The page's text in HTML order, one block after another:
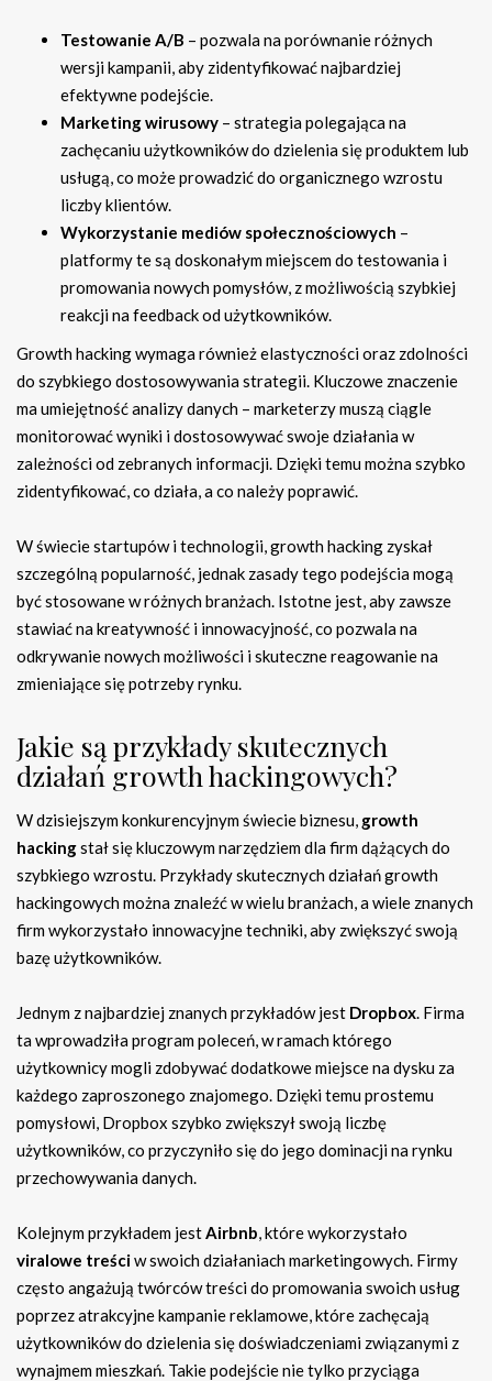
Testowanie A/B – pozwala na porównanie różnych
wersji kampanii, aby zidentyfikować najbardziej
efektywne podejście.
Marketing wirusowy – strategia polegająca na
zachęcaniu użytkowników do dzielenia się produktem lub
usługą, co może prowadzić do organicznego wzrostu
liczby klientów.
Wykorzystanie mediów społecznościowych –
platformy te są doskonałym miejscem do testowania i
promowania nowych pomysłów, z możliwością szybkiej
reakcji na feedback od użytkowników.
Growth hacking wymaga również elastyczności oraz zdolności
do szybkiego dostosowywania strategii. Kluczowe znaczenie
ma umiejętność analizy danych – marketerzy muszą ciągle
monitorować wyniki i dostosowywać swoje działania w
zależności od zebranych informacji. Dzięki temu można szybko
zidentyfikować, co działa, a co należy poprawić.
W świecie startupów i technologii, growth hacking zyskał
szczególną popularność, jednak zasady tego podejścia mogą
być stosowane w różnych branżach. Istotne jest, aby zawsze
stawiać na kreatywność i innowacyjność, co pozwala na
odkrywanie nowych możliwości i skuteczne reagowanie na
zmieniające się potrzeby rynku.
Jakie są przykłady skutecznych
działań growth hackingowych?
W dzisiejszym konkurencyjnym świecie biznesu, growth
hackingstał się kluczowym narzędziem dla firm dążących do
szybkiego wzrostu. Przykłady skutecznych działań growth
hackingowych można znaleźć w wielu branżach, a wiele znanych
firm wykorzystało innowacyjne techniki, aby zwiększyć swoją
bazę użytkowników.
Jednym z najbardziej znanych przykładów jest Dropbox. Firma
ta wprowadziła program poleceń, w ramach którego
użytkownicy mogli zdobywać dodatkowe miejsce na dysku za
każdego zaproszonego znajomego. Dzięki temu prostemu
pomysłowi, Dropbox szybko zwiększył swoją liczbę
użytkowników, co przyczyniło się do jego dominacji na rynku
przechowywania danych.
Kolejnym przykładem jestAirbnb, które wykorzystało
viralowe treściw swoich działaniach marketingowych. Firmy
często angażują twórców treści do promowania swoich usług
poprzez atrakcyjne kampanie reklamowe, które zachęcają
użytkowników do dzielenia się doświadczeniami związanymi z
wynajmem mieszkań. Takie podejście nie tylko przyciąga